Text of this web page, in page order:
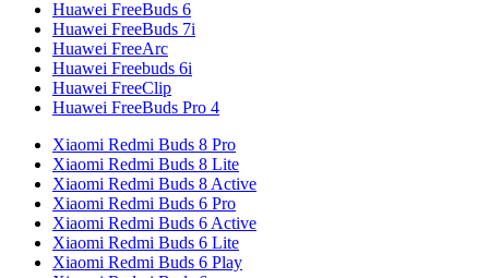
Huawei FreeBuds 6
Huawei FreeBuds 7i
Huawei FreeArc
Huawei Freebuds 6i
Huawei FreeClip
Huawei FreeBuds Pro 4
Xiaomi Redmi Buds 8 Pro
Xiaomi Redmi Buds 8 Lite
Xiaomi Redmi Buds 8 Active
Xiaomi Redmi Buds 6 Pro
Xiaomi Redmi Buds 6 Active
Xiaomi Redmi Buds 6 Lite
Xiaomi Redmi Buds 6 Play